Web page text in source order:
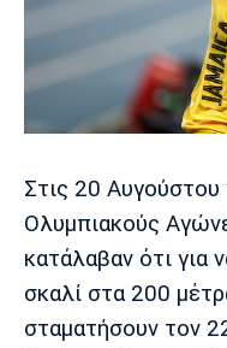
Παρασκήνιο
Μάντσεστερ
Λίβερπουλ
Στις 20
Ολυμπιακούς
κατάλαβαν ότι για
σκαλί στα 200
σταματήσουν τον